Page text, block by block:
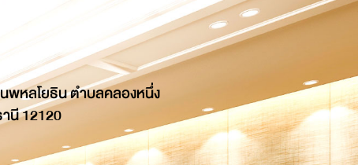
พหลโยธิน ตำบลคลองหนึ่ง
นี 12120